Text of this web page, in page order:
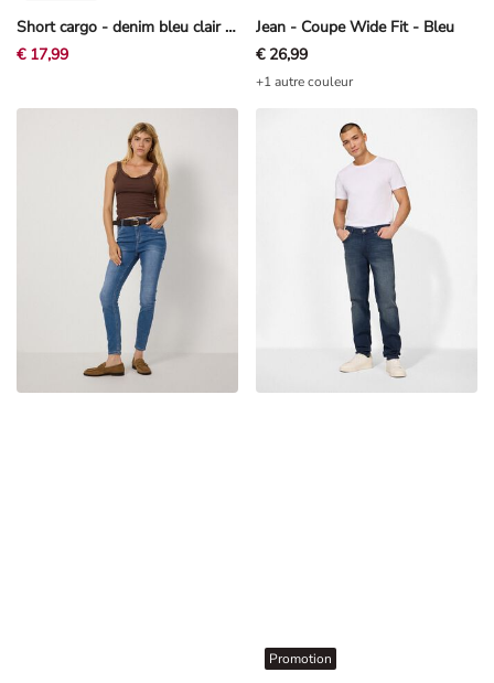
Short cargo - denim bleu clair - Bleu
€ 17,99
Jean - Coupe Wide Fit - Bleu
€ 26,99
+1 autre couleur
Promotion